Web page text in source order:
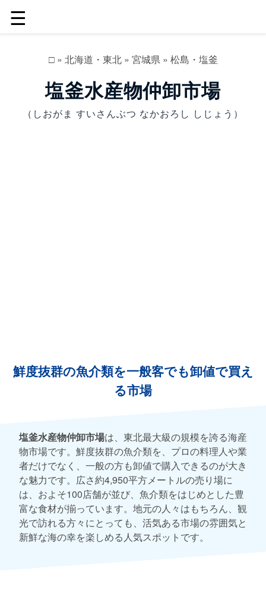
☰
□» 北海道・東北» 宮城県» 松島・塩釜
塩釜水産物仲卸市場
（しおがま すいさんぶつ なかおろし しじょう）
鮮度抜群の魚介類を一般客でも卸値で買え
る市場
塩釜水産物仲卸市場は、東北最大級の規模を誇る海産
物市場です。鮮度抜群の魚介類を、プロの料理人や業
者だけでなく、一般の方も卸値で購入できるのが大き
な魅力です。広さ約4,950平方メートルの売り場に
は、およそ100店舗が並び、魚介類をはじめとした豊
富な食材が揃っています。地元の人々はもちろん、観
光で訪れる方々にとっても、活気ある市場の雰囲気と
新鮮な海の幸を楽しめる人気スポットです。